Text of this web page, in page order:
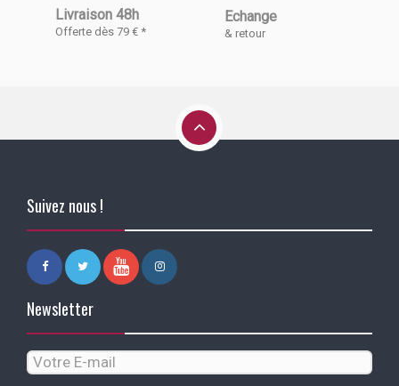
Livraison 48h
Offerte dès 79 € *
Echange
& retour
Suivez nous !
Newsletter